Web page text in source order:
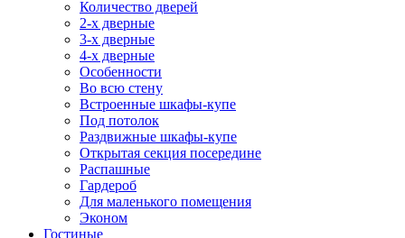
Количество дверей
2-х дверные
3-х дверные
4-х дверные
Особенности
Во всю стену
Встроенные шкафы-купе
Под потолок
Раздвижные шкафы-купе
Открытая секция посередине
Распашные
Гардероб
Для маленького помещения
Эконом
Гостиные